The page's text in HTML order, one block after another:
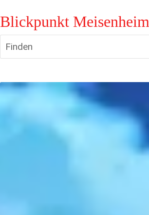
Blickpunkt Meisenheim
Finden